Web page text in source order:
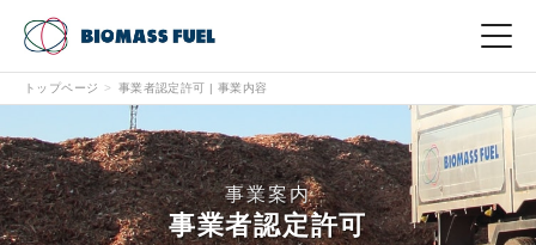
English 中文（繁体） 中文（簡体）
事業内容
事業開発
トップページ 事業者認定許可 | 事業内容
事業案内
事業者認定許可